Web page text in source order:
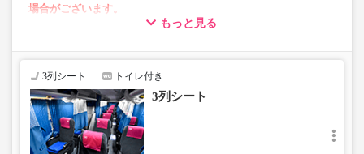
場合がございます。
・3列シートで快適
・車内トイレ付きで長時間の移動でも安心※車両により異
・車内フリーWi-Fiあり
・車内は常時換気し、清掃・除菌を徹底。
・コンセント付き※異なる設備の車両で運行する場合があ
ります。
もっと見る
3列シート トイレ付き
3列シート